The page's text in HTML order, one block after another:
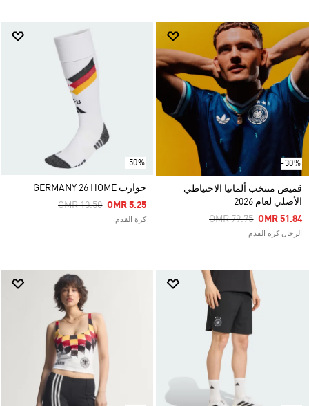
-30%
قميص منتخب ألمانيا الاحتياطي
الأصلي لعام 2026
Price Reduced From
OMR 79.75ToOMR 51.84
الرجال كرة القدم
-50%
جوارب GERMANY 26 HOME
Price Reduced From
OMR 10.50ToOMR 5.25
كرة القدم